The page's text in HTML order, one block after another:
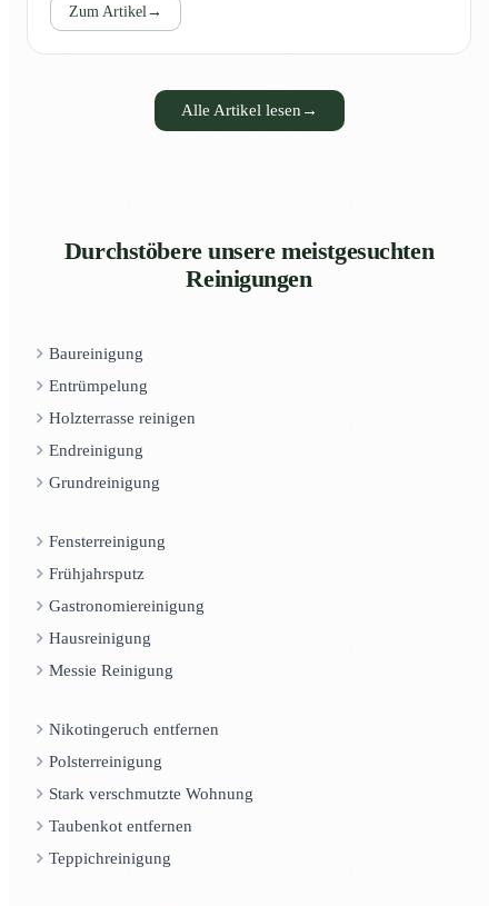
Zum Artikel →
Alle Artikel lesen →
Durchstöbere unsere meistgesuchten
Reinigungen
Baureinigung
Entrümpelung
Holzterrasse reinigen
Endreinigung
Grundreinigung
Fensterreinigung
Frühjahrsputz
Gastronomiereinigung
Hausreinigung
Messie Reinigung
Nikotingeruch entfernen
Polsterreinigung
Stark verschmutzte Wohnung
Taubenkot entfernen
Teppichreinigung